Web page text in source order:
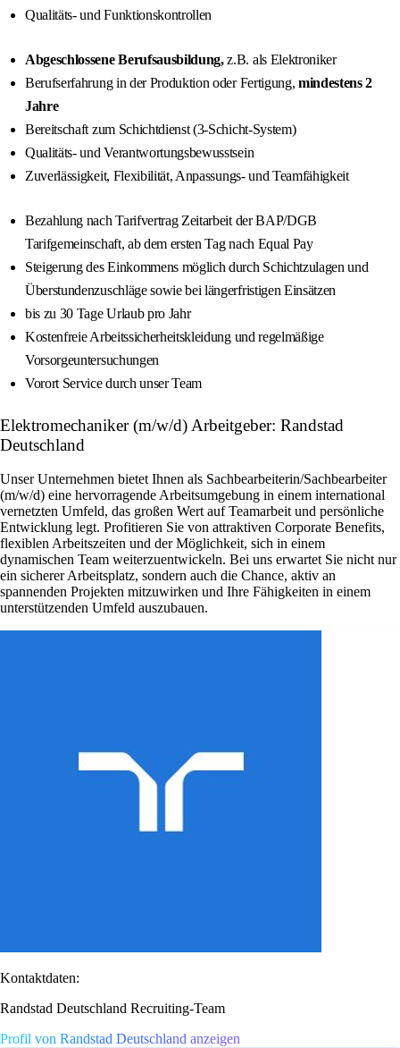
Qualitäts- und Funktionskontrollen
Abgeschlossene Berufsausbildung,z.B. als Elektroniker
Berufserfahrung in der Produktion oder Fertigung, mindestens 2
Jahre
Bereitschaft zum Schichtdienst (3-Schicht-System)
Qualitäts- und Verantwortungsbewusstsein
Zuverlässigkeit, Flexibilität, Anpassungs- und Teamfähigkeit
Bezahlung nach Tarifvertrag Zeitarbeit der BAP/DGB
Tarifgemeinschaft, ab dem ersten Tag nach Equal Pay
Steigerung des Einkommens möglich durch Schichtzulagen und
Überstundenzuschläge sowie bei längerfristigen Einsätzen
bis zu 30 Tage Urlaub pro Jahr
Kostenfreie Arbeitssicherheitskleidung und regelmäßige
Vorsorgeuntersuchungen
Vorort Service durch unser Team
Elektromechaniker (m/w/d) Arbeitgeber: Randstad
Deutschland
Unser Unternehmen bietet Ihnen als Sachbearbeiterin/Sachbearbeiter
(m/w/d) eine hervorragende Arbeitsumgebung in einem international
vernetzten Umfeld, das großen Wert auf Teamarbeit und persönliche
Entwicklung legt. Profitieren Sie von attraktiven Corporate Benefits,
flexiblen Arbeitszeiten und der Möglichkeit, sich in einem
dynamischen Team weiterzuentwickeln. Bei uns erwartet Sie nicht nur
ein sicherer Arbeitsplatz, sondern auch die Chance, aktiv an
spannenden Projekten mitzuwirken und Ihre Fähigkeiten in einem
unterstützenden Umfeld auszubauen.
Kontaktdaten:
Randstad Deutschland Recruiting-Team
Profil von Randstad Deutschland anzeigen